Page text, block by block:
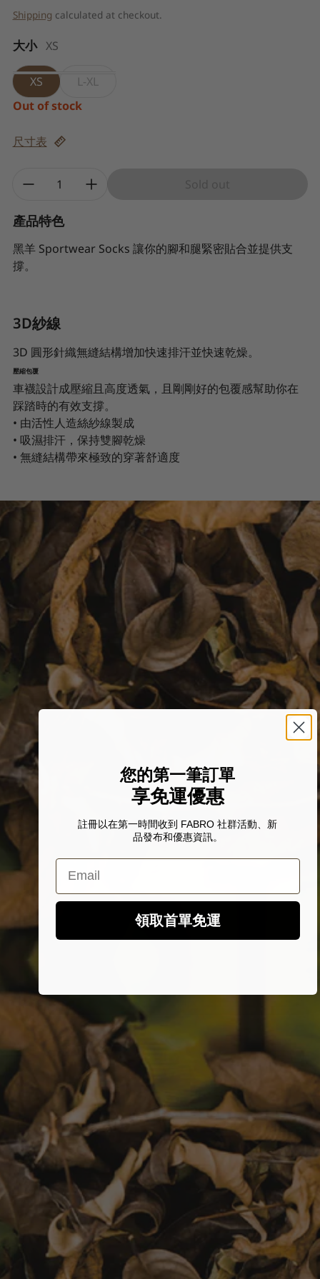
Shipping calculated at checkout.
大小 XS
XS
L-XL
Out of stock
尺寸表
Quantity:
產品特色
黑羊 Sportwear Socks 讓你的腳和腿緊密貼合並提供支
撐。
3D紗線
3D 圓形針織無縫結構增加快速排汗並快速乾燥。
壓縮包覆
車襪設計成壓縮且高度透氣，且剛剛好的包覆感幫助你在
踩踏時的有效支撐。
• 由活性人造絲紗線製成
• 吸濕排汗，保持雙腳乾燥
• 無縫結構帶來極致的穿著舒適度
您的第一筆訂單
享免運優惠
註冊以在第一時間收到 FABRO 社群活動、新
品發布和優惠資訊。
Email
領取首單免運